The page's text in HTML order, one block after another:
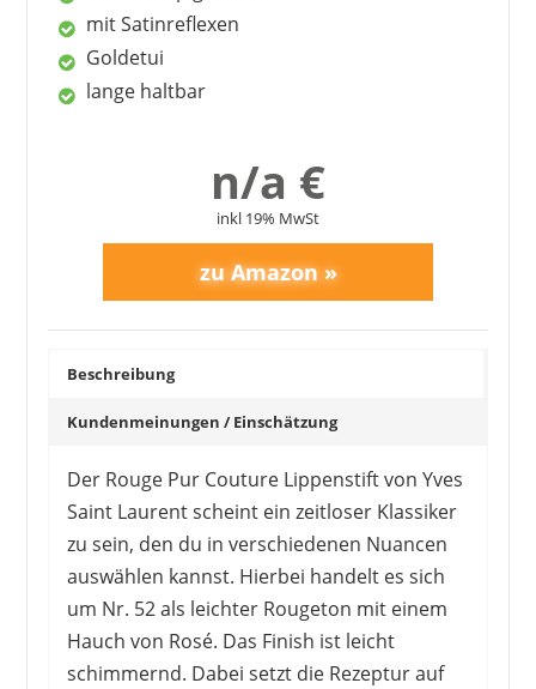
teilweise zu glossy
mit Satinreflexen
Goldetui
lange haltbar
n/a €
inkl 19% MwSt
Beschreibung
Kundenmeinungen / Einschätzung
Der Rouge Pur Couture Lippenstift von Yves
Saint Laurent scheint ein zeitloser Klassiker
zu sein, den du in verschiedenen Nuancen
auswählen kannst. Hierbei handelt es sich
um Nr. 52 als leichter Rougeton mit einem
Hauch von Rosé. Das Finish ist leicht
schimmernd. Dabei setzt die Rezeptur auf